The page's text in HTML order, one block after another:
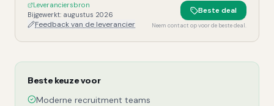
Leveranciersbron
Bijgewerkt: augustus 2026
Feedback van de leverancier
Beste deal
Neem contact op voor de beste deal.
Beste keuze voor
Moderne recruitment teams